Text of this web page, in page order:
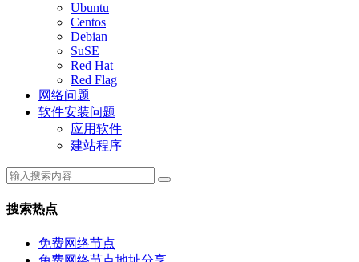
Ubuntu
Centos
Debian
SuSE
Red Hat
Red Flag
网络问题
软件安装问题
应用软件
建站程序
搜索热点
免费网络节点